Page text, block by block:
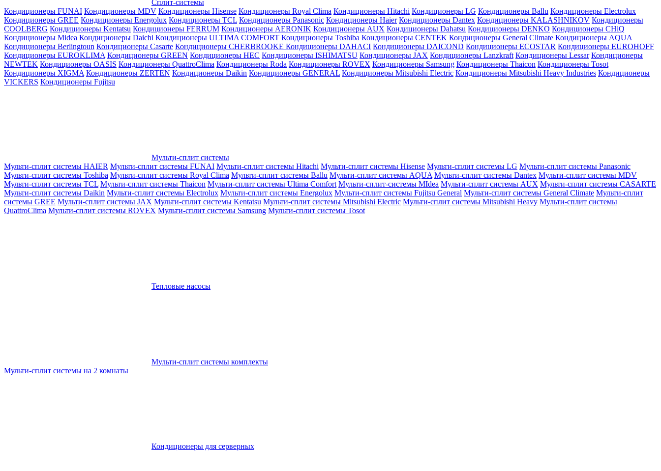
Сплит-системы
Кондиционеры FUNAI Кондиционеры MDV Кондиционеры Hisense Кондиционеры Royal Clima Кондиционеры Hitachi Кондиционеры LG Кондиционеры Ballu Кондиционеры Electrolux
Кондиционеры GREE Кондиционеры Energolux Кондиционеры TCL Кондиционеры Panasonic Кондиционеры Haier Кондиционеры Dantex Кондиционеры KALASHNIKOV Кондиционеры
СOOLBERG Кондиционеры Kentatsu Кондиционеры FERRUM Кондиционеры AERONIK Кондиционеры AUX Кондиционеры Dahatsu Кондиционеры DENKO Кондиционеры CHiQ
Кондиционеры Midea Кондиционеры Daichi Кондиционеры ULTIMA COMFORT Кондиционеры Toshiba Кондиционеры CENTEK Кондиционеры General Climate Кондиционеры AQUA
Кондиционеры Berlingtoun Кондиционеры Casarte Кондиционеры CHERBROOKE Кондиционеры DAHACI Кондиционеры DAICOND Кондиционеры ECOSTAR Кондиционеры EUROHOFF
Кондиционеры EUROKLIMA Кондиционеры GREEN Кондиционеры HEC Кондиционеры ISHIMATSU Кондиционеры JAX Кондиционеры Lanzkraft Кондиционеры Lessar Кондиционеры
NEWTEK Кондиционеры OASIS Кондиционеры QuattroClima Кондиционеры Roda Кондиционеры ROVEX Кондиционеры Samsung Кондиционеры Thaicon Кондиционеры Tosot
Кондиционеры XIGMA Кондиционеры ZERTEN Кондиционеры Daikin Кондиционеры GENERAL Кондиционеры Mitsubishi Electric Кондиционеры Mitsubishi Heavy Industries Кондиционеры
VICKERS Кондиционеры Fujitsu
Мульти-сплит системы
Мульти-сплит системы HAIER Мульти-сплит системы FUNAI Мульти-сплит системы Hitachi Мульти-сплит системы Hisense Мульти-сплит системы LG Мульти-сплит системы Panasonic
Мульти-сплит системы Toshiba Мульти-сплит системы Royal Clima Мульти-сплит системы Ballu Мульти-сплит системы AQUA Мульти-сплит системы Dantex Мульти-сплит системы MDV
Мульти-сплит системы TCL Мульти-сплит системы Thaicon Мульти-сплит системы Ultima Comfort Мульти-сплит-системы MIdea Мульти-сплит системы AUX Мульти-сплит системы CASARTE
Мульти-сплит системы Daikin Мульти-сплит системы Electrolux Мульти-сплит системы Energolux Мульти-сплит системы Fujitsu General Мульти-сплит системы General Climate Мульти-сплит
системы GREE Мульти-сплит системы JAX Мульти-сплит системы Kentatsu Мульти-сплит системы Mitsubishi Electric Мульти-сплит системы Mitsubishi Heavy Мульти-сплит системы
QuattroClima Мульти-сплит системы ROVEX Мульти-сплит системы Samsung Мульти-сплит системы Tosot
Тепловые насосы
Мульти-сплит системы комплекты
Мульти-сплит системы на 2 комнаты
Кондиционеры для серверных